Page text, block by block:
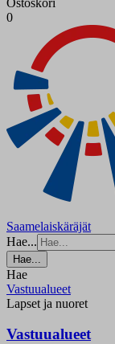
0
Saamelaiskäräjät
Hae...
Hae...
Hae
Vastuualueet
Lapset ja nuoret
Vastuualueet